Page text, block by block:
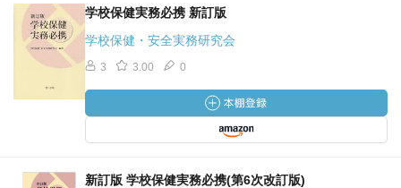
学校保健実務必携 新訂版
学校保健・安全実務研究会
3 3.00 0
新訂版 学校保健実務必携(第6次改訂版)